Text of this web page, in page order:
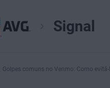
Signal
Golpes comuns no Venmo: Como